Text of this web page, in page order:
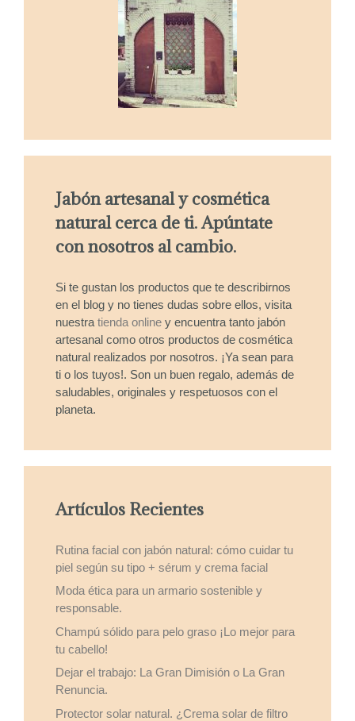
Jabón artesanal y cosmética
natural cerca de ti. Apúntate
con nosotros al cambio.
Si te gustan los productos que te describirnos
en el blog y no tienes dudas sobre ellos, visita
nuestra tienda online y encuentra tanto jabón
artesanal como otros productos de cosmética
natural realizados por nosotros. ¡Ya sean para
ti o los tuyos!. Son un buen regalo, además de
saludables, originales y respetuosos con el
planeta.
Artículos Recientes
Rutina facial con jabón natural: cómo cuidar tu
piel según su tipo + sérum y crema facial
Moda ética para un armario sostenible y
responsable.
Champú sólido para pelo graso ¡Lo mejor para
tu cabello!
Dejar el trabajo: La Gran Dimisión o La Gran
Renuncia.
Protector solar natural. ¿Crema solar de filtro